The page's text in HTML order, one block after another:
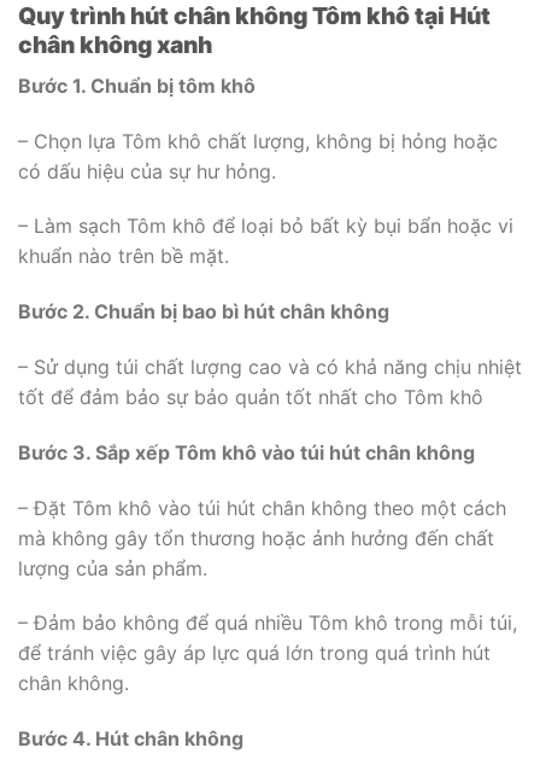
Quy trình hút chân không Tôm khô tại Hút
chân không xanh
Bước 1. Chuẩn bị tôm khô
– Chọn lựa Tôm khô chất lượng, không bị hỏng hoặc
có dấu hiệu của sự hư hỏng.
– Làm sạch Tôm khô để loại bỏ bất kỳ bụi bẩn hoặc vi
khuẩn nào trên bề mặt.
Bước 2. Chuẩn bị bao bì hút chân không
– Sử dụng túi chất lượng cao và có khả năng chịu nhiệt
tốt để đảm bảo sự bảo quản tốt nhất cho Tôm khô
Bước 3. Sắp xếp Tôm khô vào túi hút chân không
– Đặt Tôm khô vào túi hút chân không theo một cách
mà không gây tổn thương hoặc ảnh hưởng đến chất
lượng của sản phẩm.
– Đảm bảo không để quá nhiều Tôm khô trong mỗi túi,
để tránh việc gây áp lực quá lớn trong quá trình hút
chân không.
Bước 4. Hút chân không